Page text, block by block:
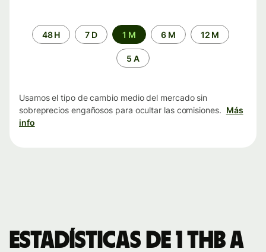
Periodo48 H 7 D 1 M 6 M 12 M
5 A
Usamos el tipo de cambio medio del mercado sin
sobreprecios engañosos para ocultar las comisiones. Más
info
Estadísticas de 1 THB a